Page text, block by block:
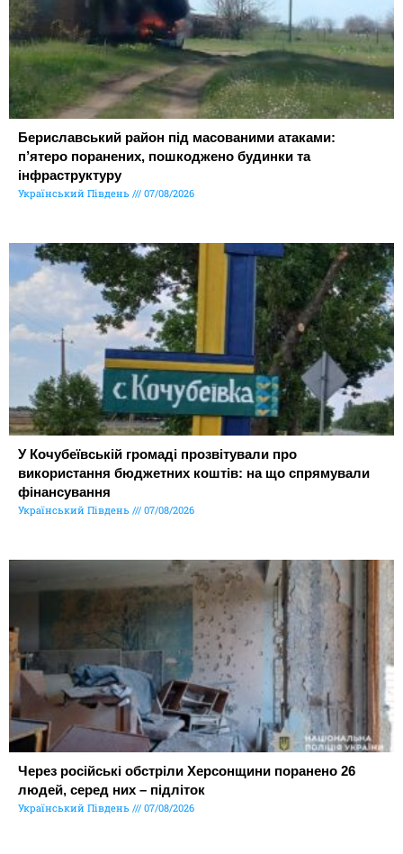
Бериславський район під масованими атаками:
п’ятеро поранених, пошкоджено будинки та
інфраструктуру
Український Південь 07/08/2026
У Кочубеївській громаді прозвітували про
використання бюджетних коштів: на що спрямували
фінансування
Український Південь 07/08/2026
Через російські обстріли Херсонщини поранено 26
людей, серед них – підліток
Український Південь 07/08/2026